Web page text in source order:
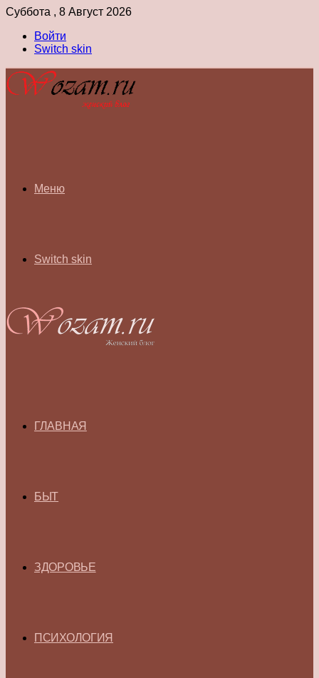
Суббота , 8 Август 2026
Войти
Switch skin
Меню
Switch skin
ГЛАВНАЯ
БЫТ
ЗДОРОВЬЕ
ПСИХОЛОГИЯ